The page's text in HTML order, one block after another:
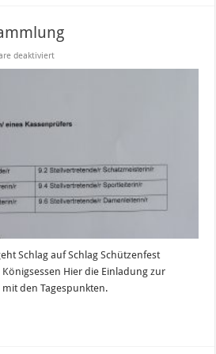
deaktiviertfür
Schlag auf Schlag Schützenfest
Hier die Einladung zur
den Tagespunkten.